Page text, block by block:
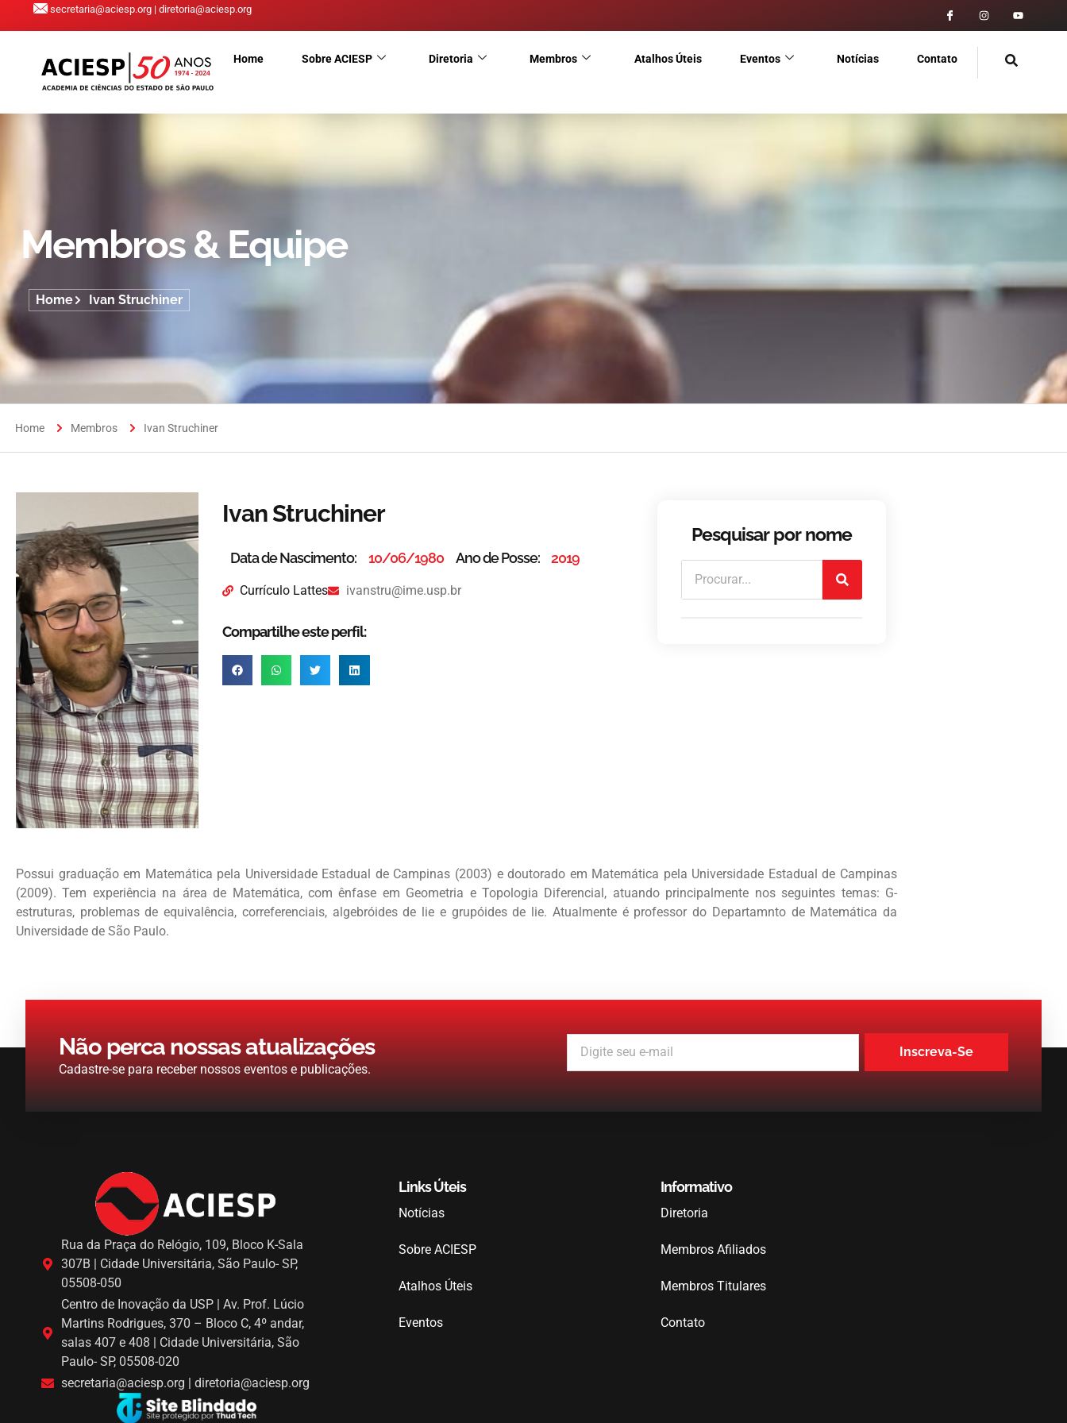
secretaria@aciesp.org | diretoria@aciesp.org
Home Sobre ACIESP Diretoria Membros Atalhos Úteis Eventos Notícias Contato
Membros & Equipe
Home Ivan Struchiner
Home Membros Ivan Struchiner
Ivan Struchiner
Data de Nascimento: 10/06/1980 Ano de Posse: 2019
Currículo Lattes ivanstru@ime.usp.br
Compartilhe este perfil:
Pesquisar por nome
Possui graduação em Matemática pela Universidade Estadual de Campinas (2003) e doutorado em Matemática pela Universidade Estadual de Campinas
(2009). Tem experiência na área de Matemática, com ênfase em Geometria e Topologia Diferencial, atuando principalmente nos seguintes temas: G-
estruturas, problemas de equivalência, correferenciais, algebróides de lie e grupóides de lie. Atualmente é professor do Departamnto de Matemática da
Universidade de São Paulo.
Não perca nossas atualizações
Cadastre-se para receber nossos eventos e publicações.
Inscreva-Se
Rua da Praça do Relógio, 109, Bloco K-Sala
307B | Cidade Universitária, São Paulo- SP,
05508-050
Centro de Inovação da USP | Av. Prof. Lúcio
Martins Rodrigues, 370 – Bloco C, 4º andar,
salas 407 e 408 | Cidade Universitária, São
Paulo- SP, 05508-020
secretaria@aciesp.org | diretoria@aciesp.org
Links Úteis
Notícias
Sobre ACIESP
Atalhos Úteis
Eventos
Informativo
Diretoria
Membros Afiliados
Membros Titulares
Contato